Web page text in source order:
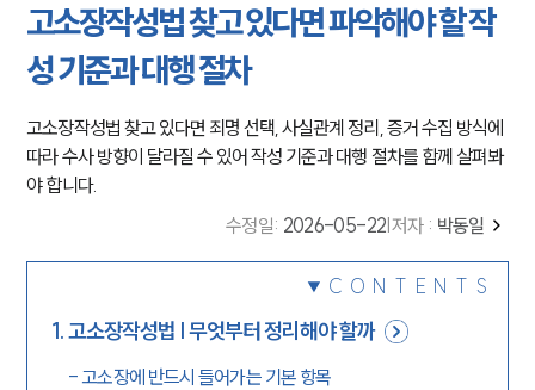
고소장작성법 찾고 있다면 파악해야 할 작
성 기준과 대행 절차
고소장작성법 찾고 있다면 죄명 선택, 사실관계 정리, 증거 수집 방식에
따라 수사 방향이 달라질 수 있어 작성 기준과 대행 절차를 함께 살펴봐
야 합니다.
수정일: 2026-05-22 저자 : 박동일
CONTENTS
1.고소장작성법 | 무엇부터 정리해야 할까
-고소장에 반드시 들어가는 기본 항목